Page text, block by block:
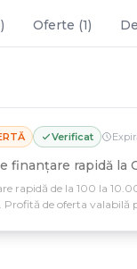
Oferte (1)
Verificat
finanțare rapidă la
rapidă de la 100 la
Profită de oferta valabilă